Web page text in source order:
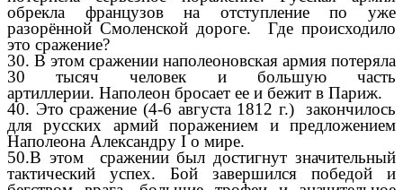
обрекла французов на отступление по уже
разорённой Смоленской дороге. Где происходило
это сражение?
30. В этом сражении наполеоновская армия потеряла
30 тысяч человек и большую часть
артиллерии. Наполеон бросает ее и бежит в Париж.
40. Это сражение (4-6 августа 1812 г.) закончилось
для русских армий поражением и предложением
Наполеона Александру I о мире.
50.В этом сражении был достигнут значительный
тактический успех. Бой завершился победой и